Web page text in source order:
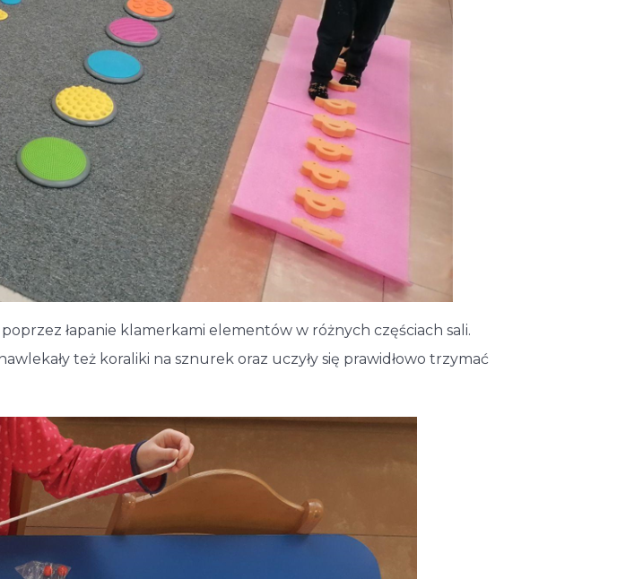
łapanie klamerkami elementów w różnych częściach sali.
też koraliki na sznurek oraz uczyły się prawidłowo trzymać